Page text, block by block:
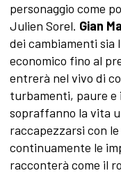
personaggio come
Julien Sorel. Gian
dei cambiamenti sia
economico fino al
entrerà nel vivo di
turbamenti, paure e
sopraffanno la vita
raccapezzarsi con
continuamente le
racconterà come il